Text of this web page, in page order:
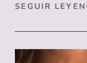
SEGUIR